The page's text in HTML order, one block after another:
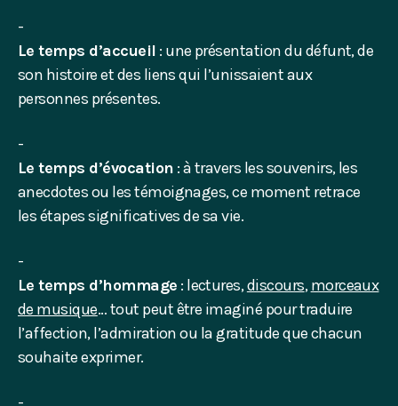
Le temps d’accueil : une présentation du défunt, de
son histoire et des liens qui l’unissaient aux
personnes présentes.
Le temps d’évocation : à travers les souvenirs, les
anecdotes ou les témoignages, ce moment retrace
les étapes significatives de sa vie.
Le temps d’hommage : lectures,discours,morceaux
de musique… tout peut être imaginé pour traduire
l’affection, l’admiration ou la gratitude que chacun
souhaite exprimer.